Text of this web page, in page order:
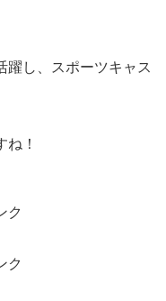
躍し、スポーツキャス
！
ク
ク